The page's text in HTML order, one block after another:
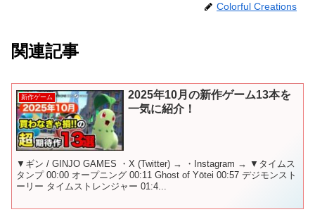
Colorful Creations
関連記事
新作ゲーム
2025年10月の新作ゲーム13本を
一気に紹介！
▼ギン / GINJO GAMES ・X (Twitter) → ・Instagram → ▼タイムス
タンプ 00:00 オープニング 00:11 Ghost of Yōtei 00:57 デジモンスト
ーリー タイムストレンジャー 01:4...